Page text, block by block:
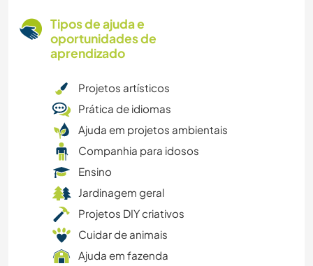
Tipos de ajuda e
oportunidades de
aprendizado
Projetos artísticos
Prática de idiomas
Ajuda em projetos ambientais
Companhia para idosos
Ensino
Jardinagem geral
Projetos DIY criativos
Cuidar de animais
Ajuda em fazenda